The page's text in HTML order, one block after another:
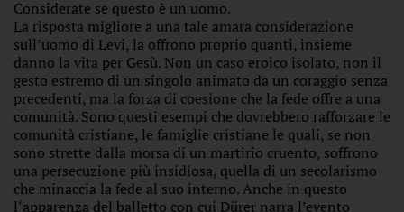
Considerate se questo è un uomo.
La risposta migliore a una tale amara considerazione
sull’uomo di Levi, la offrono proprio quanti, insieme
danno la vita per Gesù. Non un caso eroico isolato, non il
gesto estremo di un singolo animato da un coraggio senza
precedenti, ma la forza di coesione che la fede offre a una
comunità. Sono questi esempi che dovrebbero rafforzare le
comunità cristiane, le famiglie cristiane le quali, se non
sono strette dalla morsa di un martirio cruento, soffrono
una persecuzione più insidiosa, quella di un secolarismo
che minaccia la fede al suo interno. Anche in questo
l‘apparenza del balletto con cui Dürer narra l’evento